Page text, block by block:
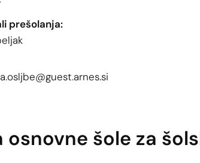
prešolanja:
osnovne šole za